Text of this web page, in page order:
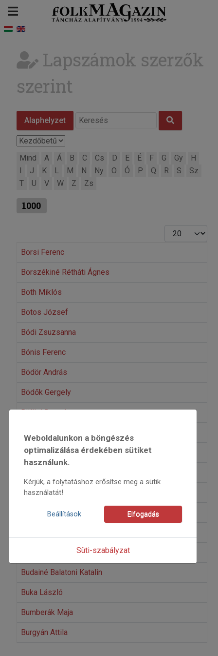
Lapszámok szerzők
szerint
Alaphelyzet
Mind A Á B C Cs D E É F G Gy
H
J K L M N Ny O Ó P Q R S
Sz
T
U V W Z Zs
1000
Tételek #
Borsi Ferenc
Borszékiné Rétháti Ágnes
Both Miklós
Botos József
Bódi Zsuzsanna
Bónis Ferenc
Bödör András
Bödők Gergely
Bölöni Domokos
Brasnyó István
B. Simon György
B. Szabó Zoltán
Budainé Balatoni Katalin
Buka László
Bumberák Maja
Burgyán Attila
Weboldalunkon a böngészés
optimalizálása érdekében sütiket
használunk.
Kérjük, a folytatáshoz erősítse meg a sütik
használatát!
Beállítások Elfogadás
Süti-szabályzat